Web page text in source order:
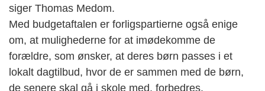
siger Thomas Medom.
Med budgetaftalen er forligspartierne også enige
om, at mulighederne for at imødekomme de
forældre, som ønsker, at deres børn passes i et
lokalt dagtilbud, hvor de er sammen med de børn,
de senere skal gå i skole med, forbedres.